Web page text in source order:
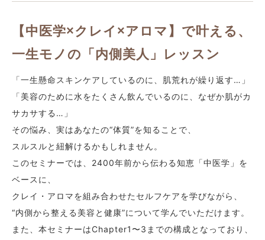
【中医学×クレイ×アロマ】で叶える、
一生モノの「内側美人」レッスン
「一生懸命スキンケアしているのに、肌荒れが繰り返す…」
「美容のために水をたくさん飲んでいるのに、なぜか肌がカ
サカサする…」
その悩み、実はあなたの“体質”を知ることで、
スルスルと紐解けるかもしれません。
このセミナーでは、2400年前から伝わる知恵「中医学」を
ベースに、
クレイ・アロマを組み合わせたセルフケアを学びながら、
“内側から整える美容と健康”について学んでいただけます。
また、本セミナーはChapter1〜3までの構成となっており、